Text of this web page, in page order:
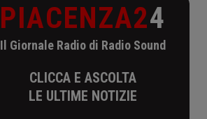
PIACENZA24
Il Giornale Radio di Radio Sound
CLICCA E ASCOLTA
LE ULTIME NOTIZIE